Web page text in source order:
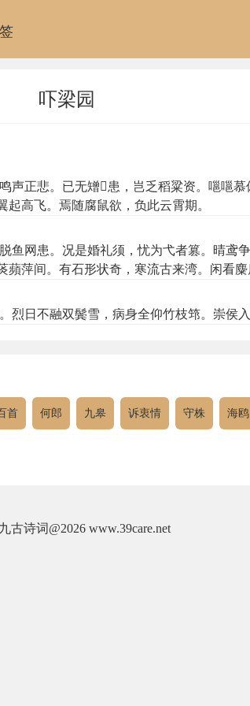
吓梁园
正悲。已无矰𥐊患，岂乏稻粱资。嗈嗈
高飞。焉随腐鼠欲，负此云霄期。
网患。况是婚礼须，忧为弋者篡。晴鸢
萍间。有石形状奇，寒流古来湾。闲看
可谏。身虽慕高翔，粪壤是盻盼。或闻
日不融双鬓雪，病身全仰竹枝筇。崇侯
首 何郎 九皋 诉衷情 守株 海鸥
古诗词@2026 www.39care.net